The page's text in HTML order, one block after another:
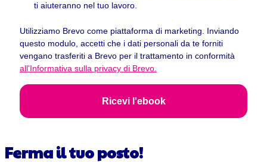
ti aiuteranno nel tuo lavoro.
Utilizziamo Brevo come piattaforma di marketing. Inviando
questo modulo, accetti che i dati personali da te forniti
vengano trasferiti a Brevo per il trattamento in conformità
all'Informativa sulla privacy di Brevo.
Ricevi l'ebook
Ferma il tuo posto!